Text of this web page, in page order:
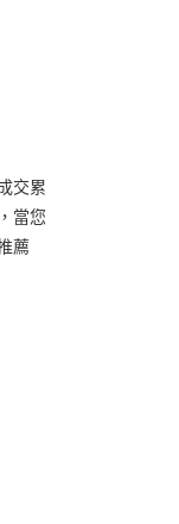
交累
當您
薦